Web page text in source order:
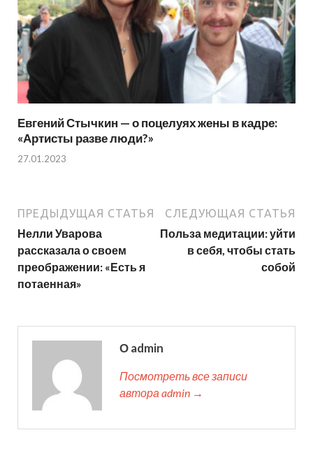
Евгений Стычкин — о поцелуях жены в кадре:
«Артисты разве люди?»
27.01.2023
ПРЕДЫДУЩАЯ СТАТЬЯ
Нелли Уварова
рассказала о своем
преображении: «Есть я
потаенная»
СЛЕДУЮЩАЯ СТАТЬЯ
Польза медитации: уйти
в себя, чтобы стать
собой
О admin
Посмотреть все записи
автора admin →